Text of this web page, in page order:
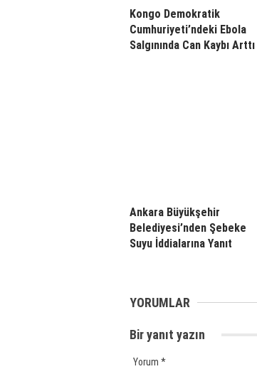
Kongo Demokratik
Cumhuriyeti’ndeki Ebola
Salgınında Can Kaybı Arttı
Ankara Büyükşehir
Belediyesi’nden Şebeke
Suyu İddialarına Yanıt
YORUMLAR
Bir yanıt yazın
Yorum *